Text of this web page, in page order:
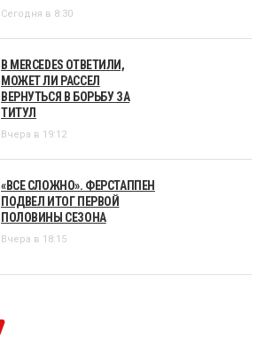
Сегодня в 8:30
В MERCEDES ОТВЕТИЛИ,
МОЖЕТ ЛИ РАССЕЛ
ВЕРНУТЬСЯ В БОРЬБУ ЗА
ТИТУЛ
Вчера в 19:12
«ВСЕ СЛОЖНО». ФЕРСТАППЕН
ПОДВЕЛ ИТОГ ПЕРВОЙ
ПОЛОВИНЫ СЕЗОНА
Вчера в 18:15